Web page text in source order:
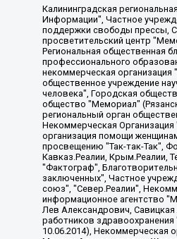
Калининградская региональная общественная организация "Экозащита!-Женсовет", Фонд содействия защите прав и свобод граждан "Общественный вердикт", Фонд "Институт Развития Свободы Информации", Частное учреждение "Информационное агентство МЕМО. РУ", Региональная общественная организация "Общественная комиссия по сохранению наследия академика Сахарова", Фонд поддержки свободы прессы, Санкт-Петербургская общественная правозащитная организация "Гражданский контроль", Межрегиональная общественная организация "Информационно-просветительский центр "Мемориал", Региональный Фонд "Центр Защиты Прав Средств Массовой Информации", с 05.12.2023 Фонд "Центр Защиты Прав Средств массовой информации", Региональная общественная благотворительная организация помощи беженцам и мигрантам "Гражданское содействие", Негосударственное образовательное учреждение дополнительного профессионального образования (повышение квалификации) специалистов "АКАДЕМИЯ ПО ПРАВАМ ЧЕЛОВЕКА", Свердловская региональная общественная организация "Сутяжник", Автономная некоммерческая организация "Центр независимых социологических исследований", Союз общественных объединений "Российский исследовательский центр по правам человека", Региональное общественное учреждение научно-информационный центр "МЕМОРИАЛ", Некоммерческая организация "Фонд защиты гласности", Автономная некоммерческая организация "Институт прав человека", Городская общественная организация "Екатеринбургское общество "МЕМОРИАЛ", Городская общественная организация